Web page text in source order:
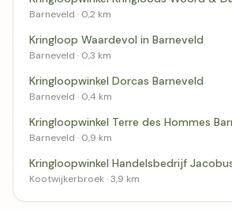
Barneveld · 0,2 km
Kringloop Waardevol in Barneveld
Barneveld · 0,3 km
Kringloopwinkel Dorcas Barneveld
Barneveld · 0,4 km
Kringloopwinkel Terre des Hommes
Barneveld · 0,9 km
Kringloopwinkel Handelsbedrijf
Kootwijkerbroek · 3,9 km